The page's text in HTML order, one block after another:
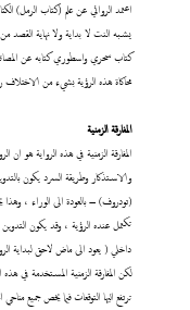
اعتمد الروائي عن علم (كتاب الرمل)
يشبه النت لا بداية ولا نهاية القصد
كتاب سحري واسطوري كتابه عن المصائر
محاكاة هذه الرؤية بشيء من الاختلاف
المفارقة الزمنية
المفارقة الزمنية في هذه الرواية هو
والاستذكار وطريقة السرد يكون
(تودروف) – بالعودة الى الوراء ،
تكتمل عنده الرؤية ، وقد يكون
داخلي ( يعود الى ماض لاحق لبداية